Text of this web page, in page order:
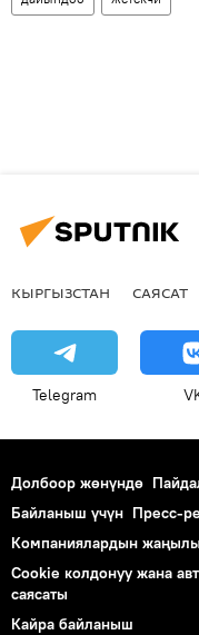
КЫРГЫЗСТАН САЯСАТ
Telegram
Долбоор жөнүндө
Байланыш үчүн Пресс-
Компаниялардын
Cookie колдонуу жана
саясаты
Кайра байланыш